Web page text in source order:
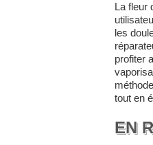
La fleur
les
profiter
tout en
EN